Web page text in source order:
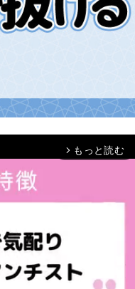
arrow_forward_ios もっと読む